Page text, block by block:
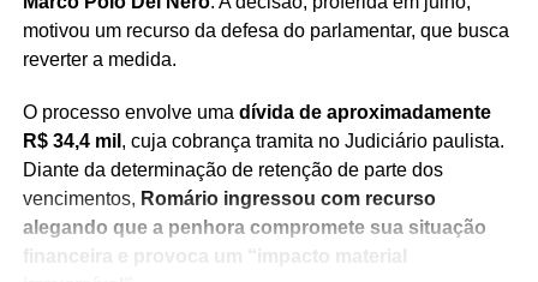
motivou um recurso da defesa do parlamentar, que busca
reverter a medida.
O processo envolve uma dívida de aproximadamente
R$ 34,4 mil , cuja cobrança tramita no Judiciário paulista.
Diante da determinação de retenção de parte dos
vencimentos, Romário ingressou com recurso
alegando que a penhora compromete sua situação
financeira e provoca um “impacto material